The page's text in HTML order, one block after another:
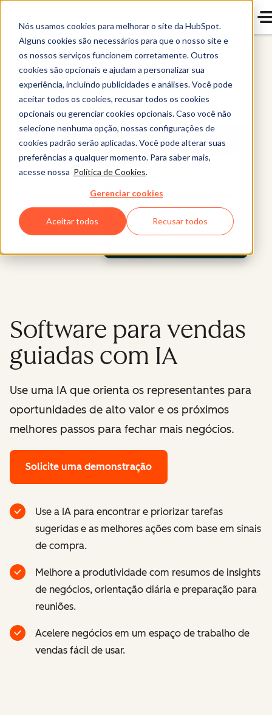
Nós usamos cookies para melhorar o site da HubSpot.
Alguns cookies são necessários para que o nosso site e
os nossos serviços funcionem corretamente. Outros
cookies são opcionais e ajudam a personalizar sua
experiência, incluindo publicidades e análises. Você pode
aceitar todos os cookies, recusar todos os cookies
opcionais ou gerenciar cookies opcionais. Caso você não
selecione nenhuma opção, nossas configurações de
cookies padrão serão aplicadas. Você pode alterar suas
preferências a qualquer momento. Para saber mais,
acesse nossa Política de Cookies.
Gerenciar cookies
Aceitar todos Recusar todos
Sales Hub
Software para vendas
guiadas com IA
Use uma IA que orienta os representantes para
oportunidades de alto valor e os próximos
melhores passos para fechar mais negócios.
Solicite uma demonstração
Use a IA para encontrar e priorizar tarefas
sugeridas e as melhores ações com base em sinais
de compra.
Melhore a produtividade com resumos de insights
de negócios, orientação diária e preparação para
reuniões.
Acelere negócios em um espaço de trabalho de
vendas fácil de usar.